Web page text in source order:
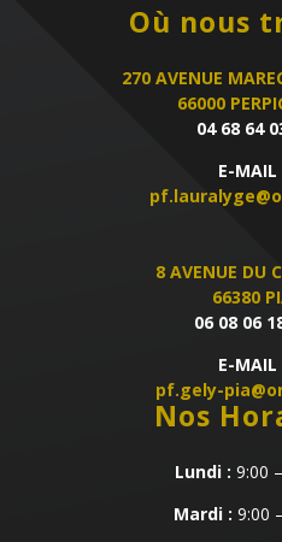
Où nous
270 AVENUE
66000
04 68 64
E-MAIL
8 AVENUE DU
66380
06 08 06
E-MAIL
pf.gely-
Nos
Lundi : 9:00
Mardi : 9:00